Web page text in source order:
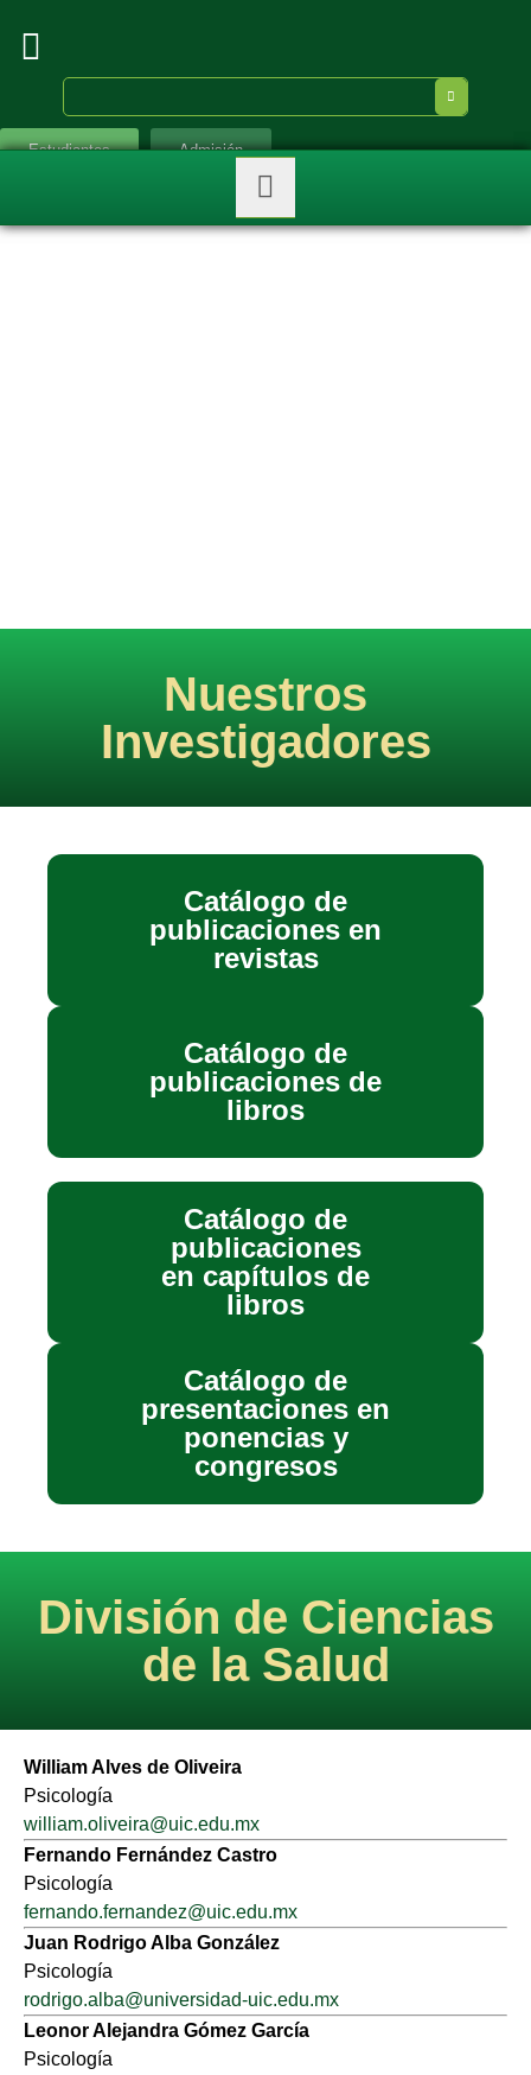
Estudiantes Admisión
Nuestros
Investigadores
Catálogo de
publicaciones en
revistas
Catálogo de
publicaciones de
libros
Catálogo de
publicaciones
en capítulos de
libros
Catálogo de
presentaciones en
ponencias y
congresos
División de Ciencias
de la Salud
William Alves de Oliveira
Psicología
william.oliveira@uic.edu.mx
Fernando Fernández Castro
Psicología
fernando.fernandez@uic.edu.mx
Juan Rodrigo Alba González
Psicología
rodrigo.alba@universidad-uic.edu.mx
Leonor Alejandra Gómez García
Psicología